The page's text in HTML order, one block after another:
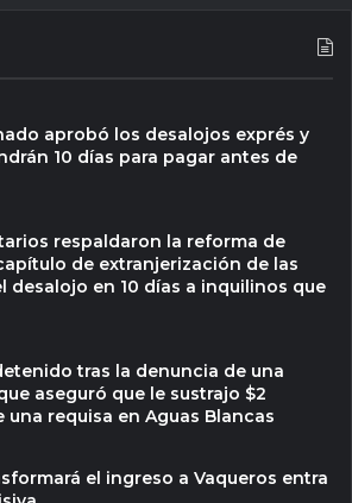
aprobó los desalojos exprés y
10 días para pagar antes de
respaldaron la reforma de
de extranjerización de las
desalojo en 10 días a inquilinos que
tras la denuncia de una
aseguró que le sustrajo $2
una requisa en Aguas Blancas
el ingreso a Vaqueros entra